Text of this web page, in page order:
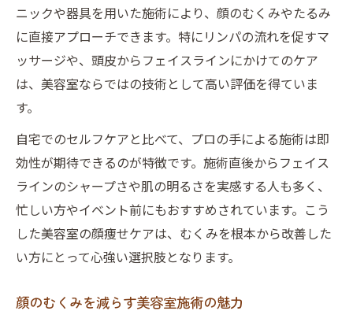
ニックや器具を用いた施術により、顔のむくみやたるみ
に直接アプローチできます。特にリンパの流れを促すマ
ッサージや、頭皮からフェイスラインにかけてのケア
は、美容室ならではの技術として高い評価を得ていま
す。
自宅でのセルフケアと比べて、プロの手による施術は即
効性が期待できるのが特徴です。施術直後からフェイス
ラインのシャープさや肌の明るさを実感する人も多く、
忙しい方やイベント前にもおすすめされています。こう
した美容室の顔痩せケアは、むくみを根本から改善した
い方にとって心強い選択肢となります。
顔のむくみを減らす美容室施術の魅力